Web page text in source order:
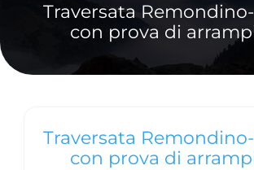
Traversata
con prova di
Traversata
con prova di